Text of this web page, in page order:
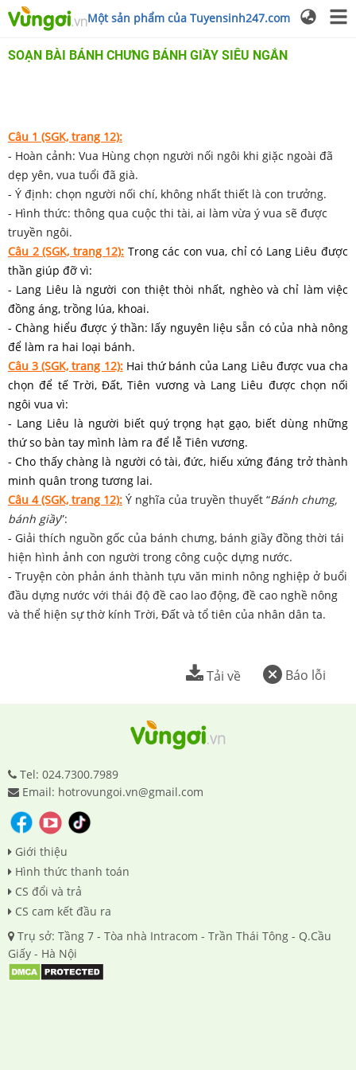
Một sản phẩm của Tuyensinh247.com
SOẠN BÀI BÁNH CHƯNG BÁNH GIẦY SIÊU NGẮN
Câu 1 (SGK, trang 12):
- Hoàn cảnh: Vua Hùng chọn người nối ngôi khi giặc ngoài đã
dẹp yên, vua tuổi đã già.
- Ý định: chọn người nối chí, không nhất thiết là con trưởng.
- Hình thức: thông qua cuộc thi tài, ai làm vừa ý vua sẽ được
truyền ngôi.
Câu 2 (SGK, trang 12): Trong các con vua, chỉ có Lang Liêu được
thần giúp đỡ vì:
- Lang Liêu là người con thiệt thòi nhất, nghèo và chỉ làm việc
đồng áng, trồng lúa, khoai.
- Chàng hiểu được ý thần: lấy nguyên liệu sẵn có của nhà nông
để làm ra hai loại bánh.
Câu 3 (SGK, trang 12):Hai thứ bánh của Lang Liêu được vua cha
chọn để tế Trời, Đất, Tiên vương và Lang Liêu được chọn nối
ngôi vua vì:
- Lang Liêu là người biết quý trọng hạt gạo, biết dùng những
thứ so bàn tay mình làm ra để lễ Tiên vương.
- Cho thấy chàng là người có tài, đức, hiếu xứng đáng trở thành
minh quân trong tương lai.
Câu 4 (SGK, trang 12): Ý nghĩa của truyền thuyết “Bánh chưng,
bánh giầy”:
- Giải thích nguồn gốc của bánh chưng, bánh giầy đồng thời tái
hiện hình ảnh con người trong công cuộc dựng nước.
- Truyện còn phản ánh thành tựu văn minh nông nghiệp ở buổi
đầu dựng nước với thái độ đề cao lao động, đề cao nghề nông
và thể hiện sự thờ kính Trời, Đất và tổ tiên của nhân dân ta.
Báo lỗi
Tải về
Tel: 024.7300.7989
Email: hotrovungoi.vn@gmail.com
Giới thiệu
Hình thức thanh toán
CS đổi và trả
CS cam kết đầu ra
Trụ sở: Tầng 7 - Tòa nhà Intracom - Trần Thái Tông - Q.Cầu
Giấy - Hà Nội